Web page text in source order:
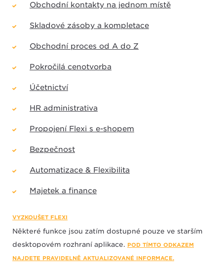
Obchodní kontakty na jednom místě
Skladové zásoby a kompletace
Obchodní proces od A do Z
Pokročilá cenotvorba
Účetnictví
HR administrativa
Propojení Flexi s e-shopem
Bezpečnost
Automatizace & Flexibilita
Majetek a finance
VYZKOUŠET FLEXI
Některé funkce jsou zatím dostupné pouze ve starším
desktopovém rozhraní aplikace. POD TÍMTO ODKAZEM
NAJDETE PRAVIDELNĚ AKTUALIZOVANÉ INFORMACE.